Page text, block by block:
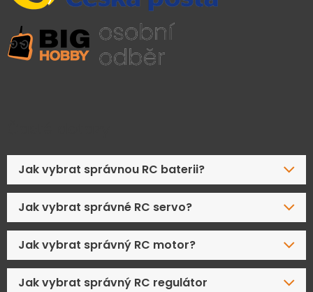
Jak vybrat správnou RC baterii?
Jak vybrat správné RC servo?
Jak vybrat správný RC motor?
Jak vybrat správný RC regulátor